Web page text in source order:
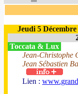
Jeudi 5 Décembre
Toccata & Lux
Jean-Christophe
Jean Sébastien
Lien :